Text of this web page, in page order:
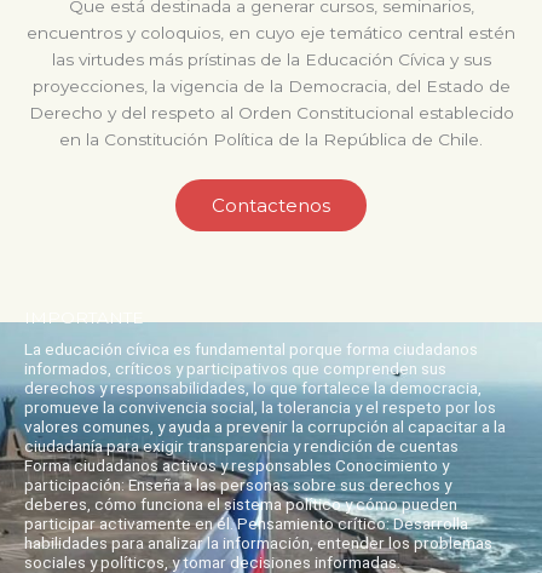
Que está destinada a generar cursos, seminarios,
encuentros y coloquios, en cuyo eje temático central estén
las virtudes más prístinas de la Educación Cívica y sus
proyecciones, la vigencia de la Democracia, del Estado de
Derecho y del respeto al Orden Constitucional establecido
en la Constitución Política de la República de Chile.
Contactenos
La educación cívica es fundamental porque forma ciudadanos
informados, críticos y participativos que comprenden sus
derechos y responsabilidades, lo que fortalece la democracia,
promueve la convivencia social, la tolerancia y el respeto por los
valores comunes, y ayuda a prevenir la corrupción al capacitar a la
ciudadanía para exigir transparencia y rendición de cuentas
Forma ciudadanos activos y responsables Conocimiento y
participación: Enseña a las personas sobre sus derechos y
deberes, cómo funciona el sistema político y cómo pueden
participar activamente en él. Pensamiento crítico: Desarrolla
habilidades para analizar la información, entender los problemas
sociales y políticos, y tomar decisiones informadas.